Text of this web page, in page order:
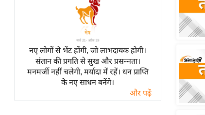
लाइफस्टाइल
टेक्नॉलॉजी
ब्यूटी/फैशन
घरेलू नुस्खे
पर्यटन स्थल
फिटनेस मंत्रा
नए लोगों से भेंट होंगी, जो लाभदायक होगी।
संतान की प्रगति से सुख और प्रसन्नता।
मनमर्जी नहीं चलेगी, मर्यादा में रहें। धन प्राप्ति
के नए साधन बनेंगे।
और पढ़ें